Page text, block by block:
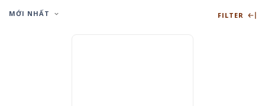
MỚI NHẤT FILTER